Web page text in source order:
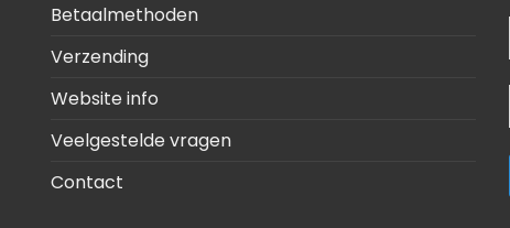
Betaalmethoden
Verzending
Website info
Veelgestelde vragen
Contact